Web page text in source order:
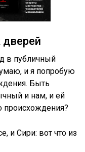
дверей
в публичный
и я попробую
Быть
и нам, и ей
происхождения?
и Сири: вот что из